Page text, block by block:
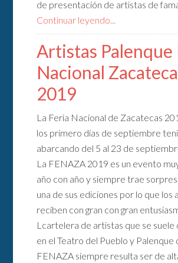
de presentación de artistas de fama
Continuar leyendo...
Artistas Palenque
Nacional
2019
La Feria Nacional de Zacatecas
los primero días de septiembre
abarcando del 5 al 23 de
La FENAZA 2019 es un evento
año con año y siempre trae
una de sus ediciones por lo que los
reciben con gran con gran
Lcartelera de artistas que se suele
en el Teatro del Pueblo y Palenque
FENAZA siempre resulta ser de